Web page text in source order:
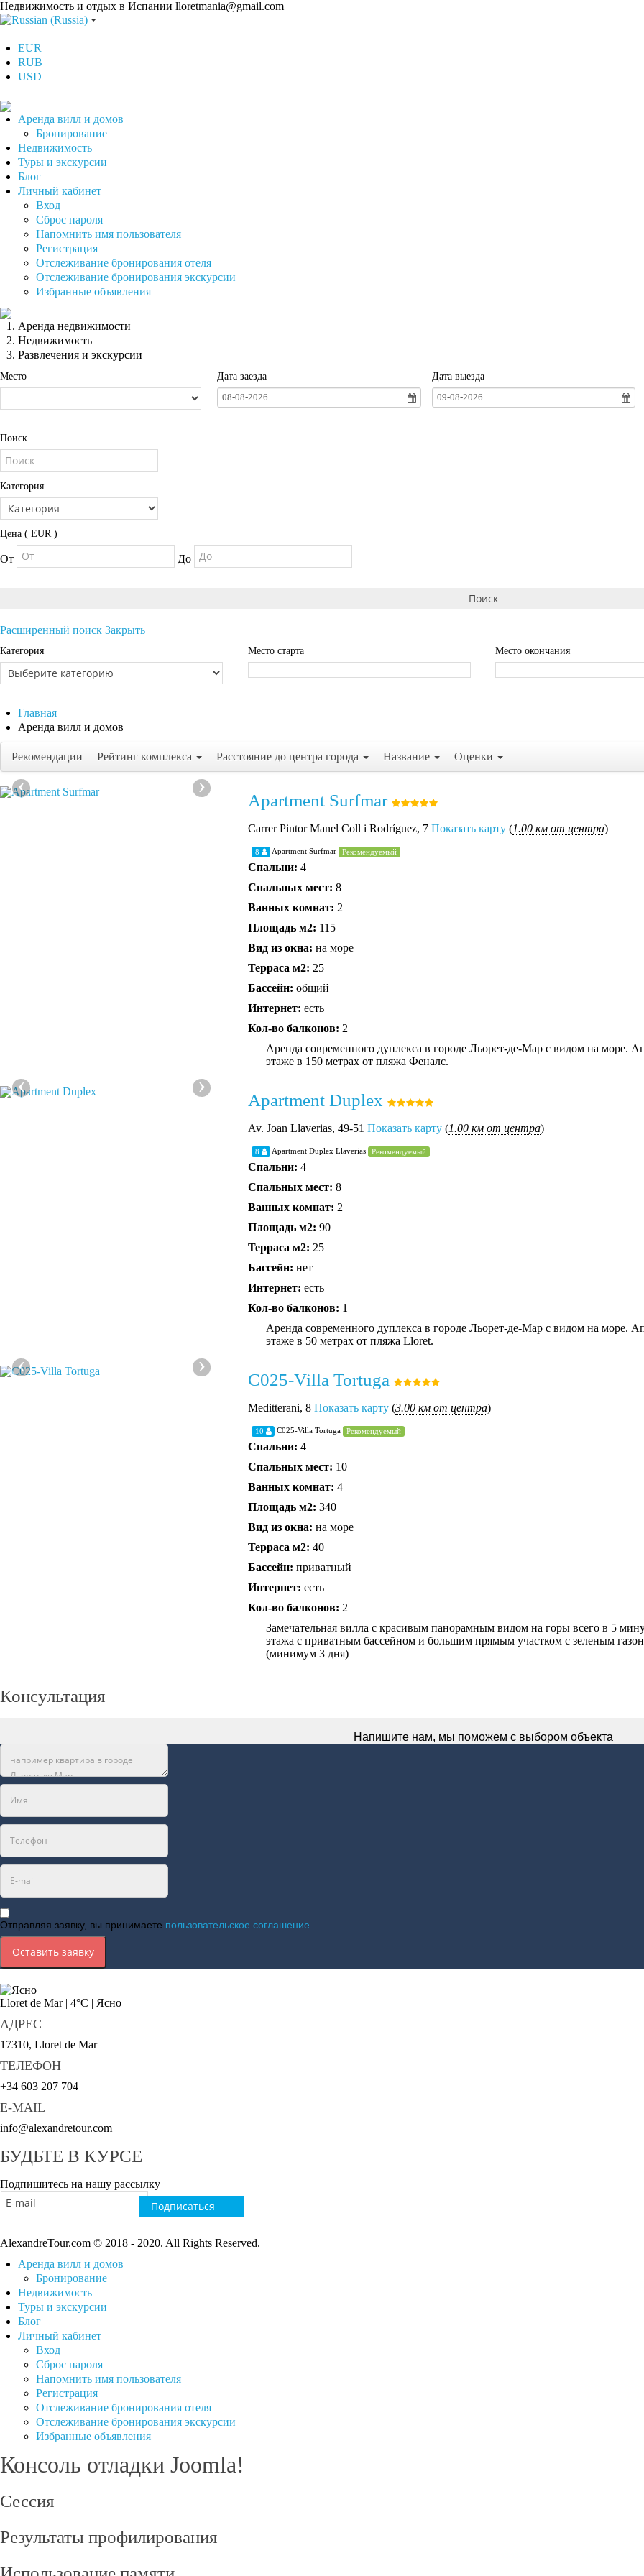
Недвижимость и отдых в Испании lloretmania@gmail.com
EUR
RUB
USD
Аренда вилл и домов
Бронирование
Недвижимость
Туры и экскурсии
Блог
Личный кабинет
Вход
Сброс пароля
Напомнить имя пользователя
Регистрация
Отслеживание бронирования отеля
Отслеживание бронирования экскурсии
Избранные объявления
Аренда недвижимости
Недвижимость
Развлечения и экскурсии
Место
Дата заезда
08-08-2026
Дата выезда
09-08-2026
Поиск
Категория
Цена ( EUR )
От До
Поиск
Расширенный поиск Закрыть
Категория Место старта Место окончания
Главная
Аренда вилл и домов
Рекомендации Рейтинг комплекса Расстояние до центра города Название Оценки
‹ ›
Apartment Surfmar
Carrer Pintor Manel Coll i Rodríguez, 7 Показать карту (1.00 км от центра)
8 Apartment Surfmar Рекомендуемый
Спальни: 4
Спальных мест: 8
Ванных комнат: 2
Площадь м2: 115
Вид из окна: на море
Терраса м2: 25
Бассейн: общий
Интернет: есть
Кол-во балконов: 2
Аренда современного дуплекса в городе Льорет-де-Мар с видом на море.
этаже в 150 метрах от пляжа Феналс.
‹ ›
Apartment Duplex
Av. Joan Llaverias, 49-51 Показать карту (1.00 км от центра)
8 Apartment Duplex Llaverias Рекомендуемый
Спальни: 4
Спальных мест: 8
Ванных комнат: 2
Площадь м2: 90
Терраса м2: 25
Бассейн: нет
Интернет: есть
Кол-во балконов: 1
Аренда современного дуплекса в городе Льорет-де-Мар с видом на море.
этаже в 50 метрах от пляжа Lloret.
‹ ›
C025-Villa Tortuga
Meditterani, 8 Показать карту (3.00 км от центра)
10 C025-Villa Tortuga Рекомендуемый
Спальни: 4
Спальных мест: 10
Ванных комнат: 4
Площадь м2: 340
Вид из окна: на море
Терраса м2: 40
Бассейн: приватный
Интернет: есть
Кол-во балконов: 2
Замечательная вилла с красивым панорамным видом на горы всего в 5
этажа с приватным бассейном и большим прямым участком с зеленым
(минимум 3 дня)
Консультация
Напишите нам, мы поможем с выбором объекта
Отправляя заявку, вы принимаете пользовательское соглашение
Оставить заявку
Lloret de Mar| 4°C Ясно
АДРЕС
17310, Lloret de Mar
ТЕЛЕФОН
+34 603 207 704
E-MAIL
info@alexandretour.com
БУДЬТЕ В КУРСЕ
Подпишитесь на нашу рассылку
AlexandreTour.com © 2018 - 2020. All Rights Reserved.
Аренда вилл и домов
Бронирование
Недвижимость
Туры и экскурсии
Блог
Личный кабинет
Вход
Сброс пароля
Напомнить имя пользователя
Регистрация
Отслеживание бронирования отеля
Отслеживание бронирования экскурсии
Избранные объявления
Консоль отладки Joomla!
Сессия
Результаты профилирования